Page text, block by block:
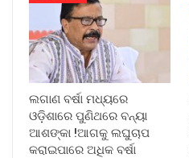
ଲଗାଣ ବର୍ଷା ମଧ୍ୟରେ
ଓଡ଼ିଶାରେ ପୁଣିଥରେ ବନ୍ୟା
ଆଶଙ୍କା !ଆଗକୁ ଲଘୁଚାପ
କରାଇପାରେ ଅଧିକ ବର୍ଷା